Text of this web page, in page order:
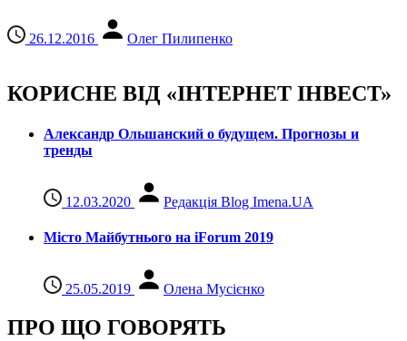
26.12.2016 Олег Пилипенко
КОРИСНЕ ВІД «ІНТЕРНЕТ ІНВЕСТ»
Александр Ольшанский о будущем. Прогнозы и
тренды
12.03.2020 Редакція Blog Imena.UA
Місто Майбутнього на iForum 2019
25.05.2019 Олена Мусієнко
ПРО ЩО ГОВОРЯТЬ